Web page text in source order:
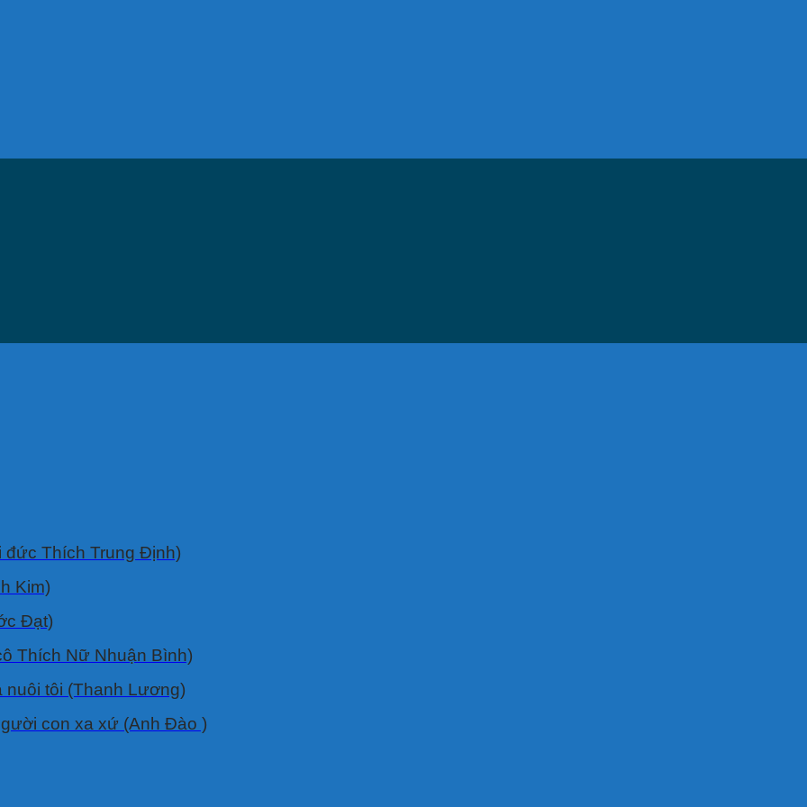
Thích Trung Ðịnh)
Kim)
Ðạt)
Thích Nữ Nhuận Bình)
tôi (Thanh Lương)
con xa xứ (Anh Đào )